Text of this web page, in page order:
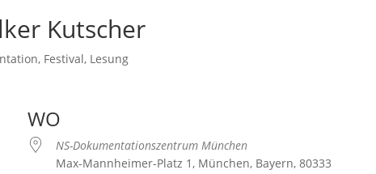
Kutscher
, Festival, Lesung
WO
NS-Dokumentationszentrum München
Max-Mannheimer-Platz 1, München, Bayern, 80333